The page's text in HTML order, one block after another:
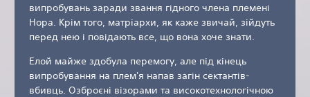
випробувань заради звання гідного члена племені
Нора. Крім того, матріархи, як каже звичай, зійдуть
перед нею і повідають все, що вона хоче знати.
Елой майже здобула перемогу, але під кінець
випробування на плем'я напав загін сектантів-
вбивць. Озброєні візорами та високотехнологічною